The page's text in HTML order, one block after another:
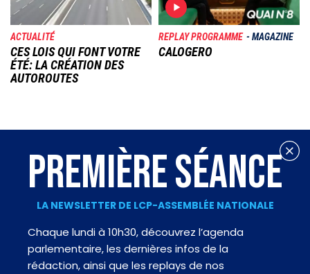
ACTUALITÉ
CES LOIS QUI FONT VOTRE
ÉTÉ: LA CRÉATION DES
AUTOROUTES
REPLAY PROGRAMME MAGAZINE
CALOGERO
PREMIÈRE SÉANCE
LA NEWSLETTER DE LCP-ASSEMBLÉE NATIONALE
Chaque lundi à 10h30, découvrez l’agenda
parlementaire, les dernières infos de la
rédaction, ainsi que les replays de nos